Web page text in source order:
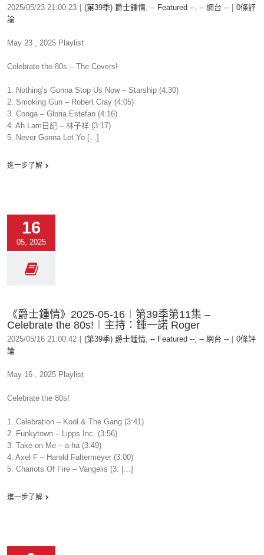
2025/05/23 21:00:23 (第39季) 爵士鍾情, -- Featured --, -- 網台 --
0條評
論
May 23 , 2025 Playlist
Celebrate the 80s – The Covers!
1. Nothing’s Gonna Stop Us Now – Starship (4:30)
2. Smoking Gun – Robert Cray (4:05)
3. Conga – Gloria Estefan (4:16)
4. Ah Lam日記 – 林子祥 (3:17)
5. Never Gonna Let Yo [...]
進一步了解
16
05, 2025
《爵士鍾情》2025-05-16︱第39季第11集 –
Celebrate the 80s!︱主持：鍾一諾 Roger
2025/05/16 21:00:42 (第39季) 爵士鍾情, -- Featured --, -- 網台 --
0條評
論
May 16 , 2025 Playlist
Celebrate the 80s!
1. Celebration – Kool & The Gang (3:41)
2. Funkytown – Lipps Inc. (3:56)
3. Take on Me – a-ha (3:49)
4. Axel F – Harold Faltermeyer (3:00)
5. Chariots Of Fire – Vangelis (3: [...]
進一步了解